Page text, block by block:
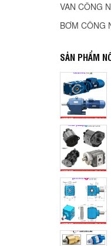
VAN CÔNG
BƠM CÔNG
SẢN PHẨM